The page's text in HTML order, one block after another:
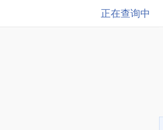
正在查询中